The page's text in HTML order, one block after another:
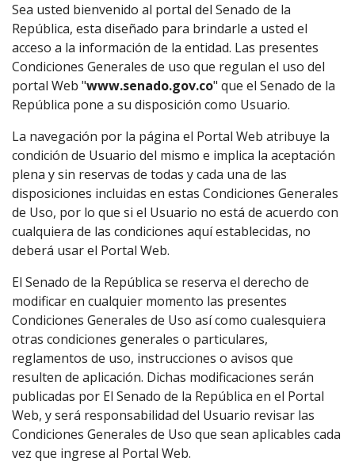
Sea usted bienvenido al portal del Senado de la
República, esta diseñado para brindarle a usted el
acceso a la información de la entidad. Las presentes
Condiciones Generales de uso que regulan el uso del
portal Web "www.senado.gov.co" que el Senado de la
República pone a su disposición como Usuario.
La navegación por la página el Portal Web atribuye la
condición de Usuario del mismo e implica la aceptación
plena y sin reservas de todas y cada una de las
disposiciones incluidas en estas Condiciones Generales
de Uso, por lo que si el Usuario no está de acuerdo con
cualquiera de las condiciones aquí establecidas, no
deberá usar el Portal Web.
El Senado de la República se reserva el derecho de
modificar en cualquier momento las presentes
Condiciones Generales de Uso así como cualesquiera
otras condiciones generales o particulares,
reglamentos de uso, instrucciones o avisos que
resulten de aplicación. Dichas modificaciones serán
publicadas por El Senado de la República en el Portal
Web, y será responsabilidad del Usuario revisar las
Condiciones Generales de Uso que sean aplicables cada
vez que ingrese al Portal Web.